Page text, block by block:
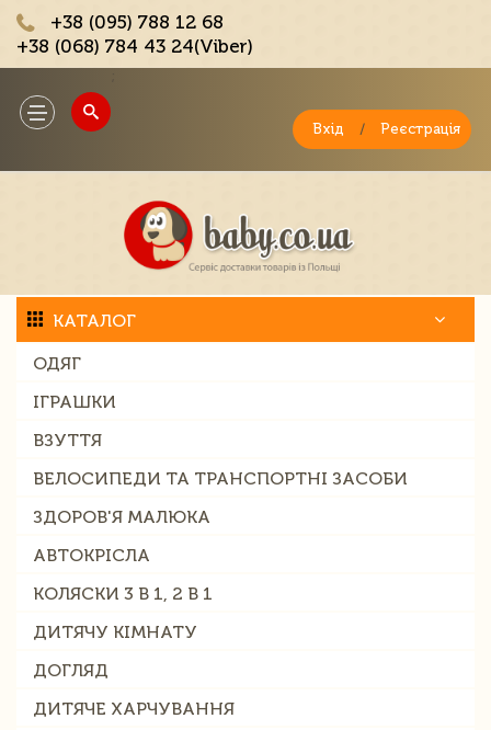
+38 (095) 788 12 68
+38 (068) 784 43 24(Viber)
Toggle
navigation
Вхід / Реєстрація
КАТАЛОГ
ОДЯГ
ІГРАШКИ
ВЗУТТЯ
ВЕЛОСИПЕДИ ТА ТРАНСПОРТНІ ЗАСОБИ
ЗДОРОВ'Я МАЛЮКА
АВТОКРІСЛА
КОЛЯСКИ 3 В 1, 2 В 1
ДИТЯЧУ КІМНАТУ
ДОГЛЯД
ДИТЯЧЕ ХАРЧУВАННЯ